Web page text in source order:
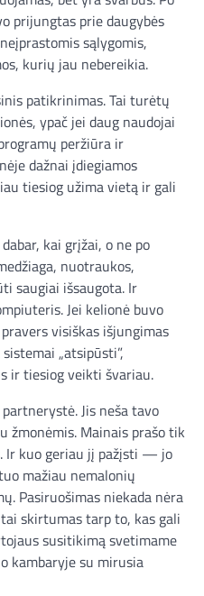
prijungtas prie daugybės
sąlygomis,
kurių jau nebereikia.
patikrinimas. Tai turėtų
ypač jei daug naudojai
peržiūra ir
dažnai įdiegiamos
tiesiog užima vietą ir gali
kai grįžai, o ne po
nuotraukos,
saugiai išsaugota. Ir
Jei kelionė buvo
visiškas išjungimas
„atsipūsti”,
ir tiesiog veikti švariau.
Jis neša tavo
žmonėmis. Mainais prašo tik
Ir kuo geriau jį pažįsti — jo
mažiau nemalonių
Pasiruošimas niekada nėra
skirtumas tarp to, kas gali
susitikimą svetimame
kambaryje su mirusia